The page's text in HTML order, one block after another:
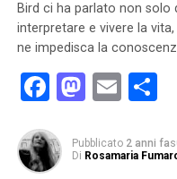
Bird ci ha parlato non
interpretare e vivere la
ne impedisca la
Facebook
Email
Pubblicato 2 anni fa
Di Rosamaria